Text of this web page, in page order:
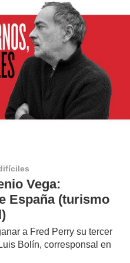
Vega:
España (turismo
a Fred Perry su tercer
Bolín, corresponsal en